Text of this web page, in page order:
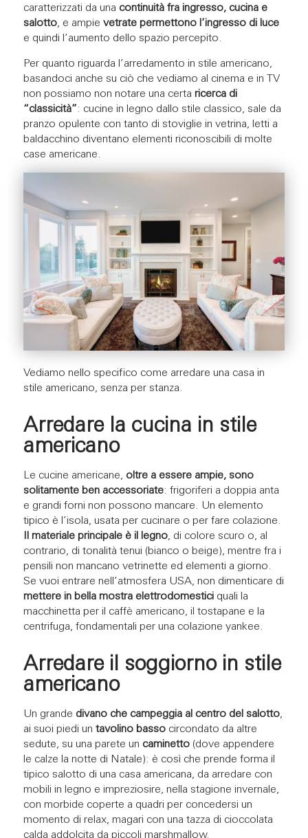
caratterizzati da una continuità fra ingresso, cucina e
salotto, e ampie vetrate permettono l’ingresso di luce
e quindi l’aumento dello spazio percepito.
Per quanto riguarda l’arredamento in stile americano,
basandoci anche su ciò che vediamo al cinema e in TV
non possiamo non notare una certa ricerca di
“classicità”: cucine in legno dallo stile classico, sale da
pranzo opulente con tanto di stoviglie in vetrina, letti a
baldacchino diventano elementi riconoscibili di molte
case americane.
Vediamo nello specifico come arredare una casa in
stile americano, senza per stanza.
Arredare la cucina in stile
americano
Le cucine americane, oltre a essere ampie, sono
solitamente ben accessoriate: frigoriferi a doppia anta
e grandi forni non possono mancare. Un elemento
tipico è l’isola, usata per cucinare o per fare colazione.
Il materiale principale è il legno, di colore scuro o, al
contrario, di tonalità tenui (bianco o beige), mentre fra i
pensili non mancano vetrinette ed elementi a giorno.
Se vuoi entrare nell’atmosfera USA, non dimenticare di
mettere in bella mostra elettrodomesticiquali la
macchinetta per il caffè americano, il tostapane e la
centrifuga, fondamentali per una colazione yankee.
Arredare il soggiorno in stile
americano
Un grande divano che campeggia al centro del salotto,
ai suoi piedi un tavolino basso circondato da altre
sedute, su una parete un caminetto (dove appendere
le calze la notte di Natale): è così che prende forma il
tipico salotto di una casa americana, da arredare con
mobili in legno e impreziosire, nella stagione invernale,
con morbide coperte a quadri per concedersi un
momento di relax, magari con una tazza di cioccolata
calda addolcita da piccoli marshmallow.